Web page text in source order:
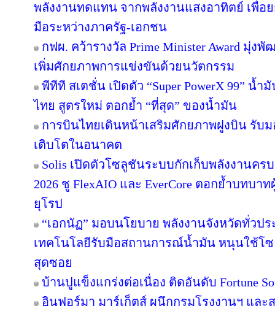
พลังงานทดแทน จากพลังงานแสงอาทิตย์ เพื่อ
มือระหว่างภาครัฐ-เอกชน
กฟผ. คว้ารางวัล Prime Minister Award มุ่ง
เพิ่มศักยภาพการแข่งขันด้วยนวัตกรรม
พีทีที สเตชั่น เปิดตัว “Super PowerX 99” น้
ไทย สูตรใหม่ ตอกย้ำ “ที่สุด” ของน้ำมัน
การบินไทยเดินหน้าเสริมศักยภาพฝูงบิน รับม
เติบโตในอนาคต
Solis เปิดตัวโซลูชันระบบกักเก็บพลังงานครบ
2026 ชู FlexAIO และ EverCore ตอกย้ำบทบา
ยุโรป
“เอกนัฏ” มอบนโยบาย พลังงานจังหวัดทั่ว
เทคโนโลยีรับมือสถานการณ์น้ำมัน หนุนใช้โซ
สุดซอย
บ้านปูแข็งแกร่งต่อเนื่อง ติดอันดับ Fortune
อินฟอร์มา มาร์เก็ตส์ ผนึกกรมโรงงานฯ และ